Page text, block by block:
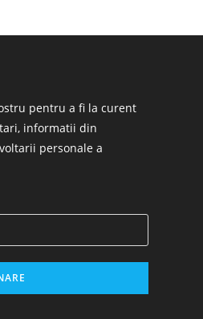
pentru a fi la curent
informatii din
personale a